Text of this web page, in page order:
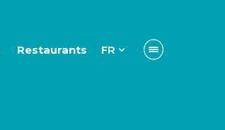
Restaurants FR